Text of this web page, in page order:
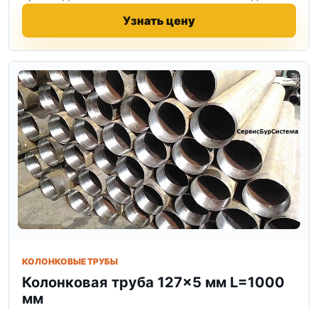
Узнать цену
КОЛОНКОВЫЕ ТРУБЫ
Колонковая труба 127×5 мм L=1000
мм